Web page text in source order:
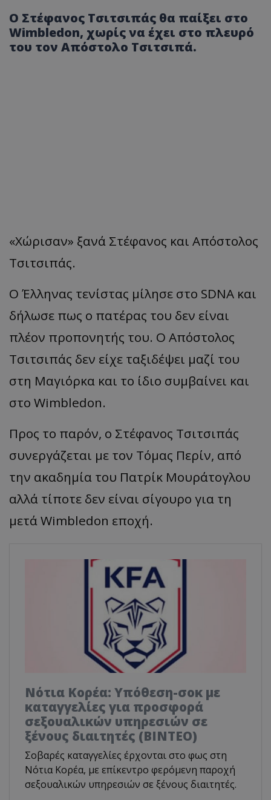
O Στέφανος Τσιτσιπάς θα παίξει στο
Wimbledon, χωρίς να έχει στο πλευρό
του τον Απόστολο Τσιτσιπά.
«Χώρισαν» ξανά Στέφανος και Απόστολος
Τσιτσιπάς.
Ο Έλληνας τενίστας μίλησε στο SDNA και
δήλωσε πως ο πατέρας του δεν είναι
πλέον προπονητής του. Ο Απόστολος
Τσιτσιπάς δεν είχε ταξιδέψει μαζί του
στη Μαγιόρκα και το ίδιο συμβαίνει και
στο Wimbledon.
Προς το παρόν, ο Στέφανος Τσιτσιπάς
συνεργάζεται με τον Τόμας Περίν, από
την ακαδημία του Πατρίκ Μουράτογλου
αλλά τίποτε δεν είναι σίγουρο για τη
μετά Wimbledon εποχή.
Νότια Κορέα: Υπόθεση-σοκ με
καταγγελίες για προσφορά
σεξουαλικών υπηρεσιών σε
ξένους διαιτητές (BINTEO)
Σοβαρές καταγγελίες έρχονται στο φως στη
Νότια Κορέα, με επίκεντρο φερόμενη παροχή
σεξουαλικών υπηρεσιών σε ξένους διαιτητές.